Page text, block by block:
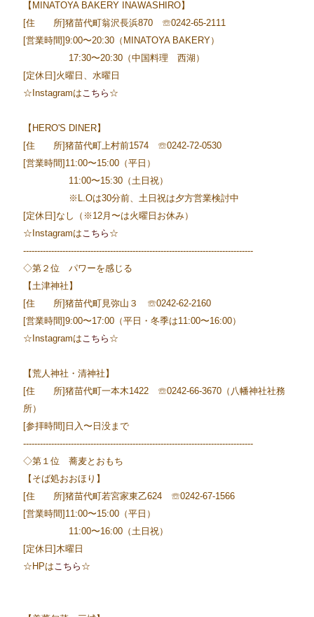
【MINATOYA BAKERY INAWASHIRO】
[住 所]猪苗代町翁沢長浜870 ☏0242-65-2111
[営業時間]9:00〜20:30（MINATOYA BAKERY）
17:30〜20:30（中国料理 西湖）
[定休日]火曜日、水曜日
☆Instagramは こちら ☆
【HERO'S DINER】
[住 所]猪苗代町上村前1574 ☏0242-72-0530
[営業時間]11:00〜15:00（平日）
11:00〜15:30（土日祝）
※L.Oは30分前、土日祝は夕方営業検討中
[定休日]なし（※12月〜は火曜日お休み）
☆Instagramは こちら ☆
----------------------------------------------------------------------------------
◇第２位 パワーを感じる
【土津神社】
[住 所]猪苗代町見弥山３ ☏0242-62-2160
[営業時間]9:00〜17:00（平日・冬季は11:00〜16:00）
☆Instagramは こちら ☆
【荒人神社・清神社】
[住 所]猪苗代町一本木1422 ☏0242-66-3670（八幡神社社務
所）
[参拝時間]日入〜日没まで
----------------------------------------------------------------------------------
◇第１位 蕎麦とおもち
【そば処おおほり】
[住 所]猪苗代町若宮家東乙624 ☏0242-67-1566
[営業時間]11:00〜15:00（平日）
11:00〜16:00（土日祝）
[定休日]木曜日
☆HPは こちら ☆